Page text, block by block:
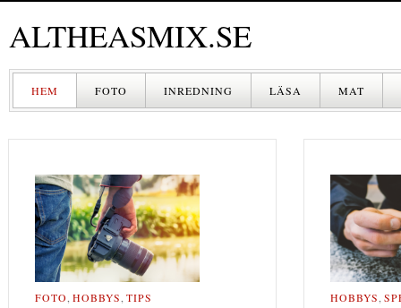
ALTHEASMIX.SE
HEM FOTO INREDNING LÄSA MAT
FOTO HOBBYS TIPS HOBBYS